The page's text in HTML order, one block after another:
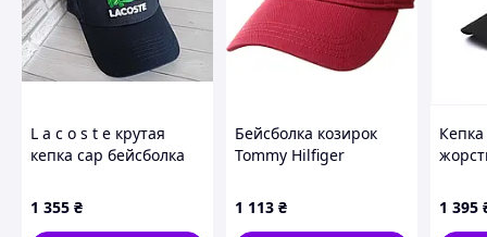
Тип принту:
Принт:
Написи
Модель виготовлена з
правильний вигин козирка, який ефективно захищає
козирок послугує не поганим захистом від гілок, що
L a c o s t e крутая
кепка cap бейсболка
1 355 ₴
Бейсболка козирок
Tommy Hilfiger
1 113 ₴
1 395